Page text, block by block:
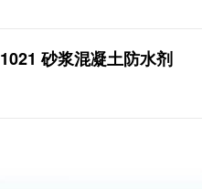
1021 砂浆混凝土防水剂